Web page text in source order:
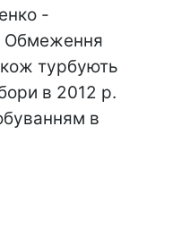
-
Обмеження
турбують
в 2012 р.
в